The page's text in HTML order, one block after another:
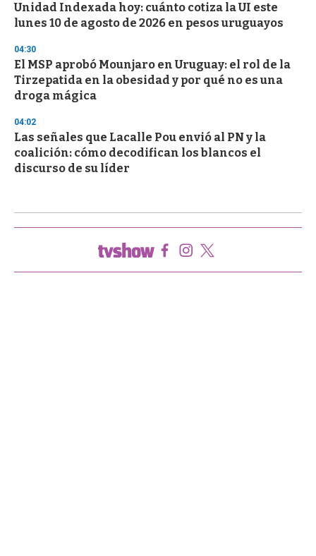
Unidad Indexada hoy: cuánto cotiza la UI este
lunes 10 de agosto de 2026 en pesos uruguayos
04:30
El MSP aprobó Mounjaro en Uruguay: el rol de la
Tirzepatida en la obesidad y por qué no es una
droga mágica
04:02
Las señales que Lacalle Pou envió al PN y la
coalición: cómo decodifican los blancos el
discurso de su líder